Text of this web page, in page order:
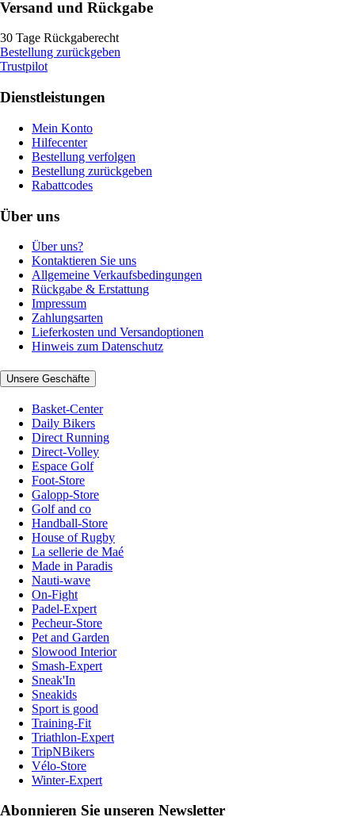
Versand und Rückgabe
30 Tage Rückgaberecht
Bestellung zurückgeben
Trustpilot
Dienstleistungen
Mein Konto
Hilfecenter
Bestellung verfolgen
Bestellung zurückgeben
Rabattcodes
Über uns
Über uns?
Kontaktieren Sie uns
Allgemeine Verkaufsbedingungen
Rückgabe & Erstattung
Impressum
Zahlungsarten
Lieferkosten und Versandoptionen
Hinweis zum Datenschutz
Unsere Geschäfte
Basket-Center
Daily Bikers
Direct Running
Direct-Volley
Espace Golf
Foot-Store
Galopp-Store
Golf and co
Handball-Store
House of Rugby
La sellerie de Maé
Made in Paradis
Nauti-wave
On-Fight
Padel-Expert
Pecheur-Store
Pet and Garden
Slowood Interior
Smash-Expert
Sneak'In
Sneakids
Sport is good
Training-Fit
Triathlon-Expert
TripNBikers
Vélo-Store
Winter-Expert
Abonnieren Sie unseren Newsletter